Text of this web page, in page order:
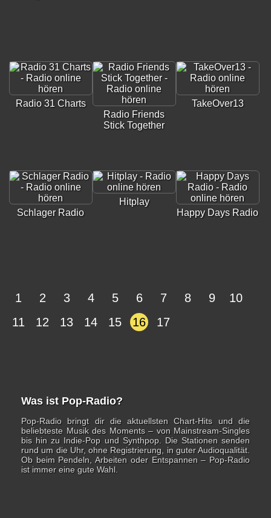
Radio 31 Charts
Radio Friends
Stick Together
TakeOver13
Schlager Radio
Hitplay
Happy Days Radio
1 2 3 4 5 6 7 8 9
10
11
12 13 14 15 16 17
Was ist Pop-Radio?
Pop-Radio bringt dir die aktuellsten Chart-Hits und die
beliebteste Musik des Moments – von Mainstream-Singles
bis hin zu Indie-Pop und Synthpop. Die Stationen senden
rund um die Uhr, ohne Registrierung, in guter Audioqualität.
Ob beim Pendeln, Arbeiten oder Entspannen – Pop-Radio
ist immer eine gute Wahl.